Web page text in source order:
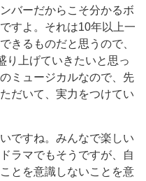
バーだからこそ分かるボ
すよ。それは10年以上一
きるものだと思うので、
り上げていきたいと思っ
ミュージカルなので、先
だいて、実力をつけてい
ですね。みんなで楽しい
ラマでもそうですが、自
とを意識しないことを意